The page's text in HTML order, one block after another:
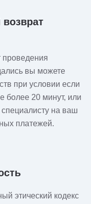
вы можете
при условии если
более 20 минут, или
на ваш
платежей.
этический кодекс